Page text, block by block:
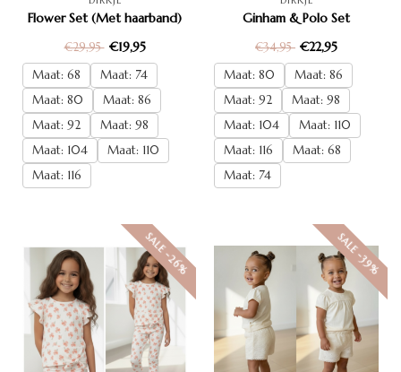
Flower Set (Met haarband)
€29,95 €19,95
Maat: 68
Maat: 74
Maat: 80
Maat: 86
Maat: 92
Maat: 98
Maat: 104
Maat: 110
Maat: 116
Ginham & Polo Set
€34,95 €22,95
Maat: 80
Maat: 86
Maat: 92
Maat: 98
Maat: 104
Maat: 110
Maat: 116
Maat: 68
Maat: 74
SALE -26% SALE -39%